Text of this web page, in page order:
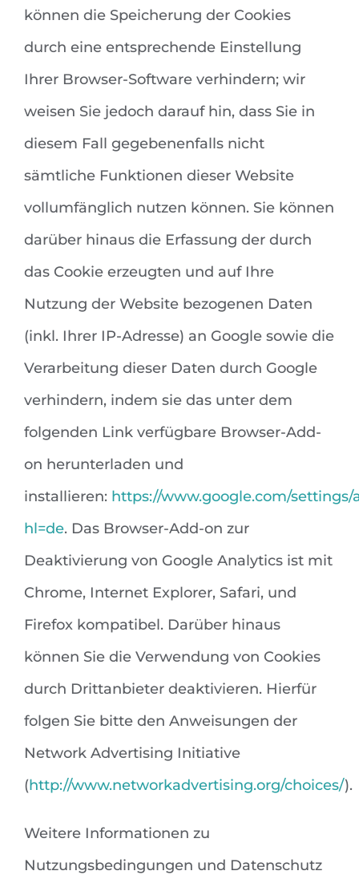
können die Speicherung der Cookies
durch eine entsprechende Einstellung
Ihrer Browser-Software verhindern; wir
weisen Sie jedoch darauf hin, dass Sie in
diesem Fall gegebenenfalls nicht
sämtliche Funktionen dieser Website
vollumfänglich nutzen können. Sie können
darüber hinaus die Erfassung der durch
das Cookie erzeugten und auf Ihre
Nutzung der Website bezogenen Daten
(inkl. Ihrer IP-Adresse) an Google sowie die
Verarbeitung dieser Daten durch Google
verhindern, indem sie das unter dem
folgenden Link verfügbare Browser-Add-
on herunterladen und
installieren: https://www.google.com/settings/
hl=de. Das Browser-Add-on zur
Deaktivierung von Google Analytics ist mit
Chrome, Internet Explorer, Safari, und
Firefox kompatibel. Darüber hinaus
können Sie die Verwendung von Cookies
durch Drittanbieter deaktivieren. Hierfür
folgen Sie bitte den Anweisungen der
Network Advertising Initiative
(http://www.networkadvertising.org/choices/).
Weitere Informationen zu
Nutzungsbedingungen und Datenschutz